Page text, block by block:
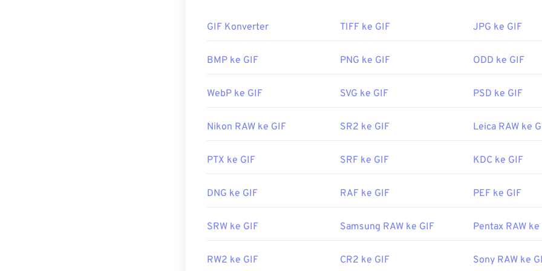
Bagaimana cara membuka berkas GIF?
dibandingkan format gambar lain, seperti PNG. Selain itu, GIF dapat dibuka di
Flash.
GIF dapat dibuka dengan mudah di hampir semua aplikasi penampil gambar,
Photoshop. Di Windows, buka GIF denganMicrosoft Photos , Adobe
termasukAdobe Illustrator
Dikembangkan oleh:
CompuServe, Inc.
GIF Konverter TIFF ke GIF JPG ke GIF
BMP ke GIF PNG ke GIF ODD ke GIF
WebP ke GIF SVG ke GIF PSD ke GIF
Nikon RAW ke GIF SR2 ke GIF Leica RAW ke
PTX ke GIF SRF ke GIF KDC ke GIF
DNG ke GIF RAF ke GIF PEF ke GIF
SRW ke GIF Samsung RAW ke GIF Pentax RAW ke
RW2 ke GIF CR2 ke GIF Sony RAW ke